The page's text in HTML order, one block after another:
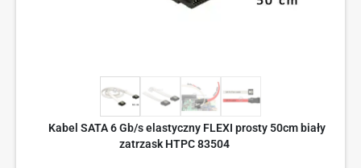
Kabel SATA 6 Gb/s elastyczny FLEXI prosty 50cm biały
zatrzask HTPC 83504